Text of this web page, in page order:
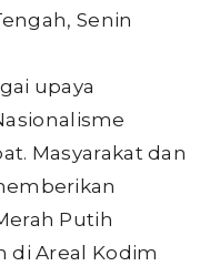
Senin
upaya
Masyarakat dan
Putih
di Areal Kodim